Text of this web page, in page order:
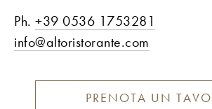
Ph. +39 0536 1753281
info@altoristorante.com
PRENOTA UN